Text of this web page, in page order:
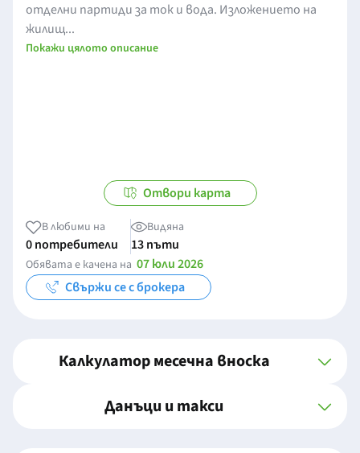
отделни партиди за ток и вода. Изложението на
жилищ...
Покажи цялото описание
Отвори карта
В любими на
0 потребители
Видяна
13 пъти
Обявата е качена на 07 юли 2026
Свържи се с брокера
Калкулатор месечна вноска
Данъци и такси